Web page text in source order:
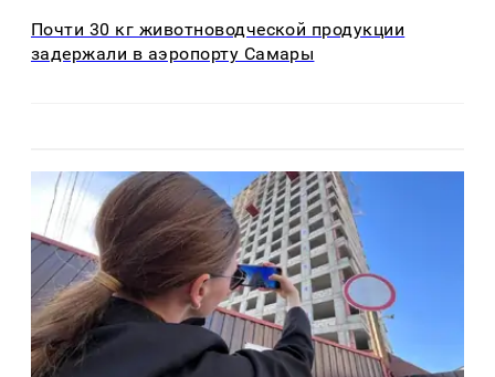
Почти 30 кг животноводческой продукции
задержали в аэропорту Самары